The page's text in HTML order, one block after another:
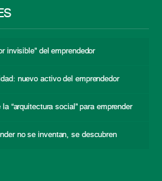
invisible” del emprendedor
nuevo activo del emprendedor
“arquitectura social” para emprender
no se inventan, se descubren